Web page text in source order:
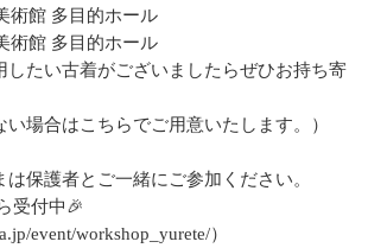
多目的ホール
多目的ホール
したい古着がございましたらぜひお持ち寄
こちらでご用意いたします。）
は保護者とご一緒にご参加ください。
受付中🎉
event/workshop_yurete/）